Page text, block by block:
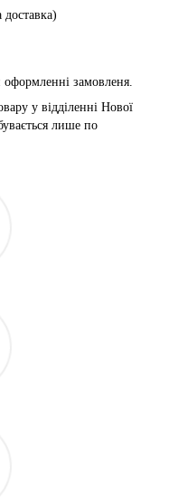
замовленя.
у відділенні Нової
лише по